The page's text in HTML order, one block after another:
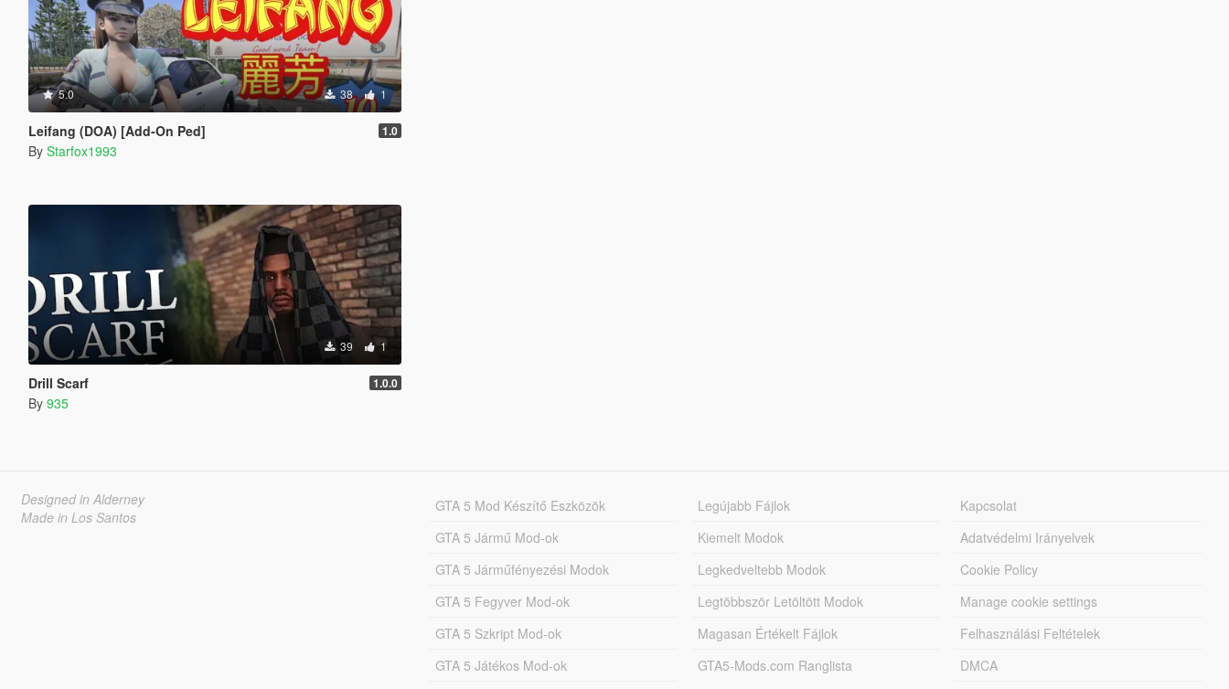
5.0 38 1
Leifang (DOA) [Add-On Ped] 1.0
By Starfox1993
39 1
Drill Scarf 1.0.0
By 935
Designed in Alderney
Made in Los Santos
GTA 5 Mod Készítő Eszközök
GTA 5 Jármű Mod-ok
GTA 5 Járműfényezési Modok
GTA 5 Fegyver Mod-ok
GTA 5 Szkript Mod-ok
GTA 5 Játékos Mod-ok
Legújabb Fájlok
Kiemelt Modok
Legkedveltebb Modok
Legtöbbször Letöltött Modok
Magasan Értékelt Fájlok
GTA5-Mods.com Ranglista
Kapcsolat
Adatvédelmi Irányelvek
Cookie Policy
Manage cookie settings
Felhasználási Feltételek
DMCA